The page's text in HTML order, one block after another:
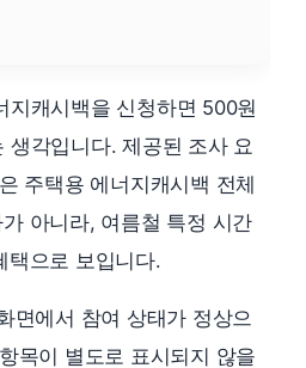
지캐시백을 신청하면 500원
생각입니다. 제공된 조사 요
주택용 에너지캐시백 전체
아니라, 여름철 특정 시간
택으로 보입니다.
면에서 참여 상태가 정상으
목이 별도로 표시되지 않을